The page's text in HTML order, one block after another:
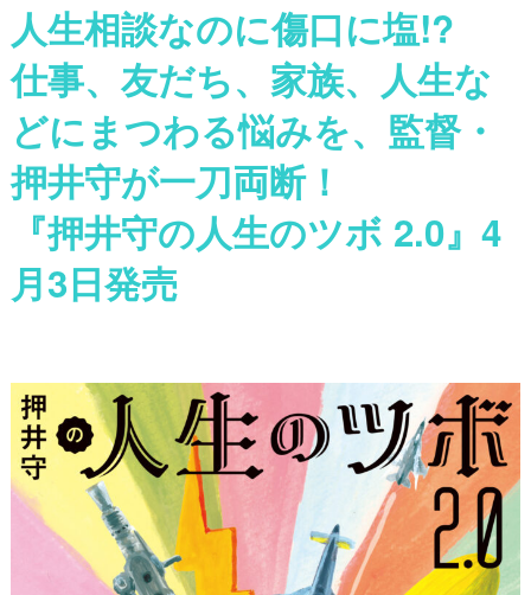
人生相談なのに傷口に塩!?
仕事、友だち、家族、人生な
どにまつわる悩みを、監督・
押井守が一刀両断！
『押井守の人生のツボ 2.0』4
月3日発売